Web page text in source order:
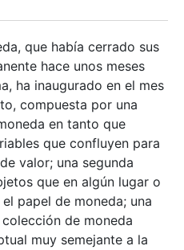
que había cerrado sus
hace unos meses
ha inaugurado en el mes
compuesta por una
en tanto que
que confluyen para
valor; una segunda
que en algún lugar o
papel de moneda; una
de moneda
muy semejante a la